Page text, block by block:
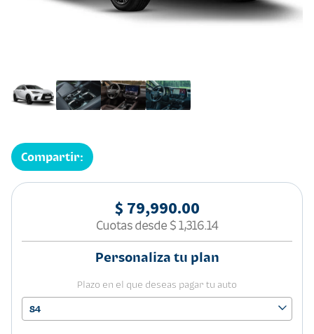
Compartir:
$ 79,990.00
Cuotas desde $ 1,316.14
Personaliza tu plan
Plazo en el que deseas pagar tu auto
84